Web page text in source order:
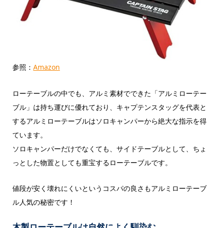
参照： Amazon
ローテーブルの中でも、アルミ素材でできた「アルミローテー
ブル」は持ち運びに優れており、キャプテンスタッグを代表と
するアルミローテーブルはソロキャンパーから絶大な指示を得
ています。
ソロキャンパーだけでなくても、サイドテーブルとして、ちょ
っとした物置としても重宝するローテーブルです。
値段が安く壊れにくいというコスパの良さもアルミローテーブ
ル人気の秘密です！